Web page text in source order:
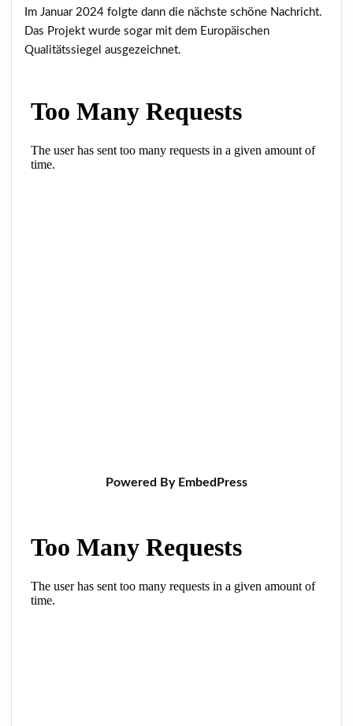
Im Januar 2024 folgte dann die nächste schöne Nachricht.
Das Projekt wurde sogar mit dem Europäischen
Qualitätssiegel ausgezeichnet.
Powered By EmbedPress